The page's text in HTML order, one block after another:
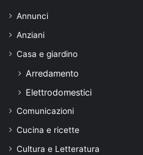
Annunci
Anziani
Casa e giardino
Arredamento
Elettrodomestici
Comunicazioni
Cucina e ricette
Cultura e Letteratura